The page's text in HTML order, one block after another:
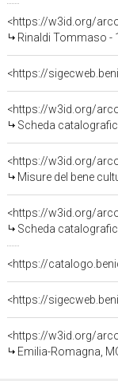
<https://w3id.org/
Rinaldi Tommaso -
<https://
<https://w3id.org/
Scheda
<https://w3id.org/
Misure del bene
<https://w3id.org/
Scheda
<https://
<https://
<https://w3id.org/
Emilia-Romagna,